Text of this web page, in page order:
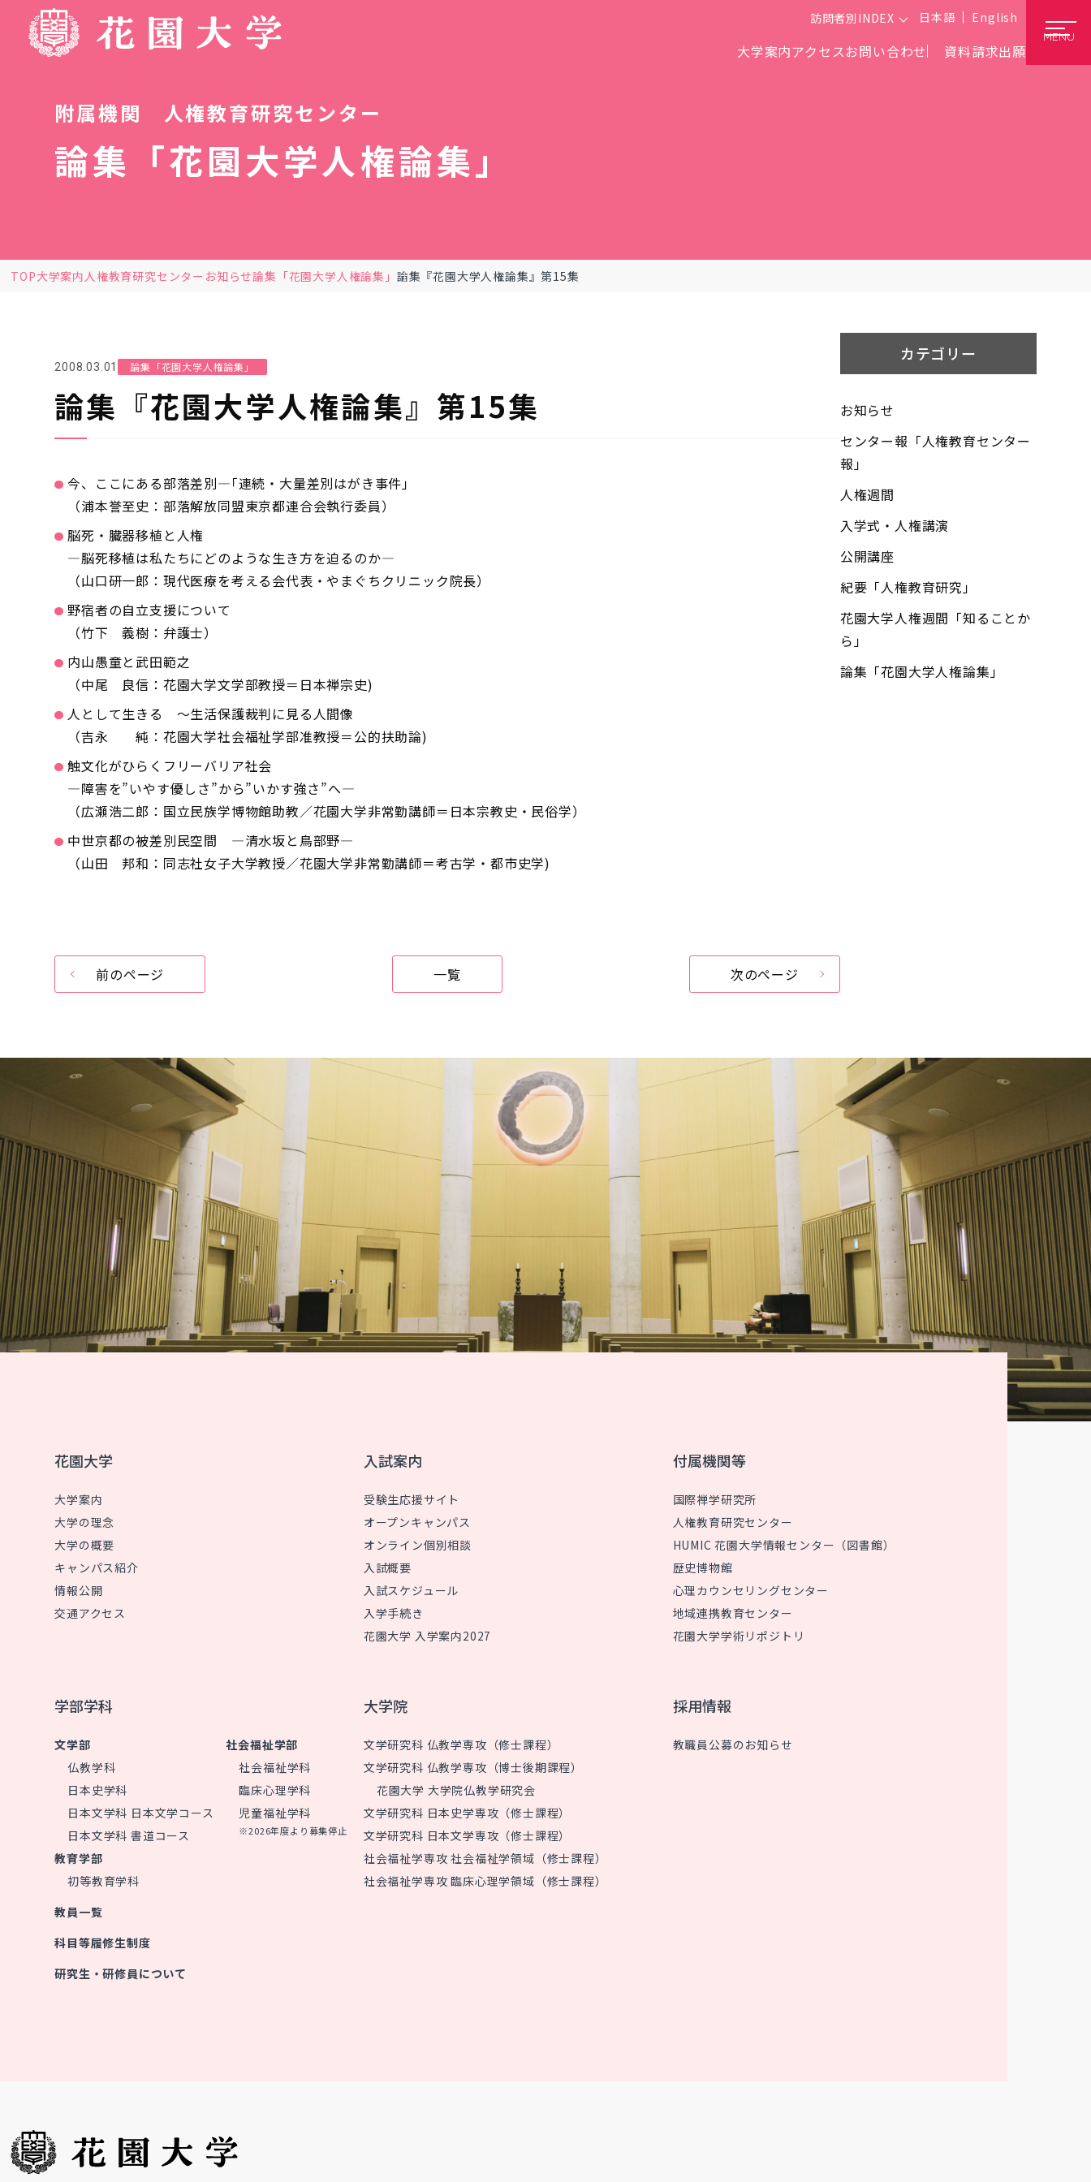
訪問者別INDEX 日本語 English
大学案内アクセスお問い合わせ 資料請求出願
MENU
附属機関 人権教育研究センター
論集「花園大学人権論集」
TOP大学案内人権教育研究センター お知らせ論集「花園大学人権論集」 論集『花園大学人権論集』第15集
2008.03.01 論集「花園大学人権論集」
論集『花園大学人権論集』第15集
今、ここにある部落差別―｢連続・大量差別はがき事件｣
（浦本誉至史：部落解放同盟東京都連合会執行委員）
脳死・臓器移植と人権
―脳死移植は私たちにどのような生き方を迫るのか―
（山口研一郎：現代医療を考える会代表・やまぐちクリニック院長）
野宿者の自立支援について
（竹下 義樹：弁護士）
内山愚童と武田範之
（中尾 良信：花園大学文学部教授＝日本禅宗史)
人として生きる ～生活保護裁判に見る人間像
（吉永 純：花園大学社会福祉学部准教授＝公的扶助論)
触文化がひらくフリーバリア社会
―障害を”いやす優しさ”から”いかす強さ”へ―
（広瀬浩二郎：国立民族学博物館助教／花園大学非常勤講師＝日本宗教史・民俗学）
中世京都の被差別民空間 ―清水坂と鳥部野―
（山田 邦和：同志社女子大学教授／花園大学非常勤講師＝考古学・都市史学)
前のページ 一覧 次のページ
カテゴリー
お知らせ
センター報「人権教育センター
報」
人権週間
入学式・人権講演
公開講座
紀要「人権教育研究」
花園大学人権週間「知ることか
ら」
論集「花園大学人権論集」
花園大学
大学案内
大学の理念
大学の概要
キャンパス紹介
情報公開
交通アクセス
入試案内
受験生応援サイト
オープンキャンパス
オンライン個別相談
入試概要
入試スケジュール
入学手続き
花園大学 入学案内2027
付属機関等
国際禅学研究所
人権教育研究センター
HUMIC 花園大学情報センター（図書館）
歴史博物館
心理カウンセリングセンター
地域連携教育センター
花園大学学術リポジトリ
学部学科
文学部
仏教学科
日本史学科
日本文学科 日本文学コース
日本文学科 書道コース
社会福祉学部
社会福祉学科
臨床心理学科
児童福祉学科
※2026年度より募集停止
教育学部
初等教育学科
教員一覧
科目等履修生制度
研究生・研修員について
大学院
文学研究科 仏教学専攻（修士課程）
文学研究科 仏教学専攻（博士後期課程）
花園大学 大学院仏教学研究会
文学研究科 日本史学専攻（修士課程）
文学研究科 日本文学専攻（修士課程）
社会福祉学専攻 社会福祉学領域（修士課程）
社会福祉学専攻 臨床心理学領域（修士課程）
採用情報
教職員公募のお知らせ